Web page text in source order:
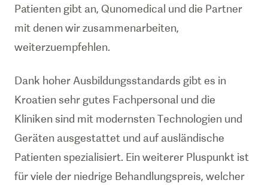
Patienten gibt an, Qunomedical und die Partner
mit denen wir zusammenarbeiten,
weiterzuempfehlen.
Dank hoher Ausbildungsstandards gibt es in
Kroatien sehr gutes Fachpersonal und die
Kliniken sind mit modernsten Technologien und
Geräten ausgestattet und auf ausländische
Patienten spezialisiert. Ein weiterer Pluspunkt ist
für viele der niedrige Behandlungspreis, welcher